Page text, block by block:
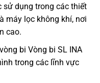
sử dụng trong các thiết
máy lọc không khí, nơi
cao.
bi Vòng bi SL INA
trong các lĩnh vực